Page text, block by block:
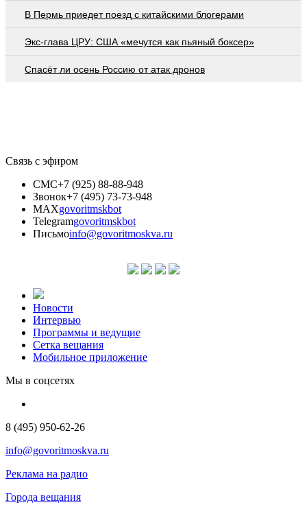
В Пермь приедет поезд с китайскими блогерами
Экс-глава ЦРУ: США «мечутся как пьяный боксер»
Спасёт ли осень Россию от атак дронов
Связь с эфиром
СМС+7 (925) 88-88-948
Звонок+7 (495) 73-73-948
MAXgovoritmskbot
Telegramgovoritmskbot
Письмоinfo@govoritmoskva.ru
Новости
Интервью
Программы и ведущие
Сетка вещания
Мобильное приложение
Мы в соцсетях
8 (495) 950-62-26
info@govoritmoskva.ru
Реклама на радио
Города вещания